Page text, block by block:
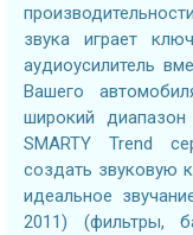
звука играет
аудиоусилитель
Вашего
широкий диапазон
SMARTY Trend
создать звуковую
идеальное
2011) (фильтры,